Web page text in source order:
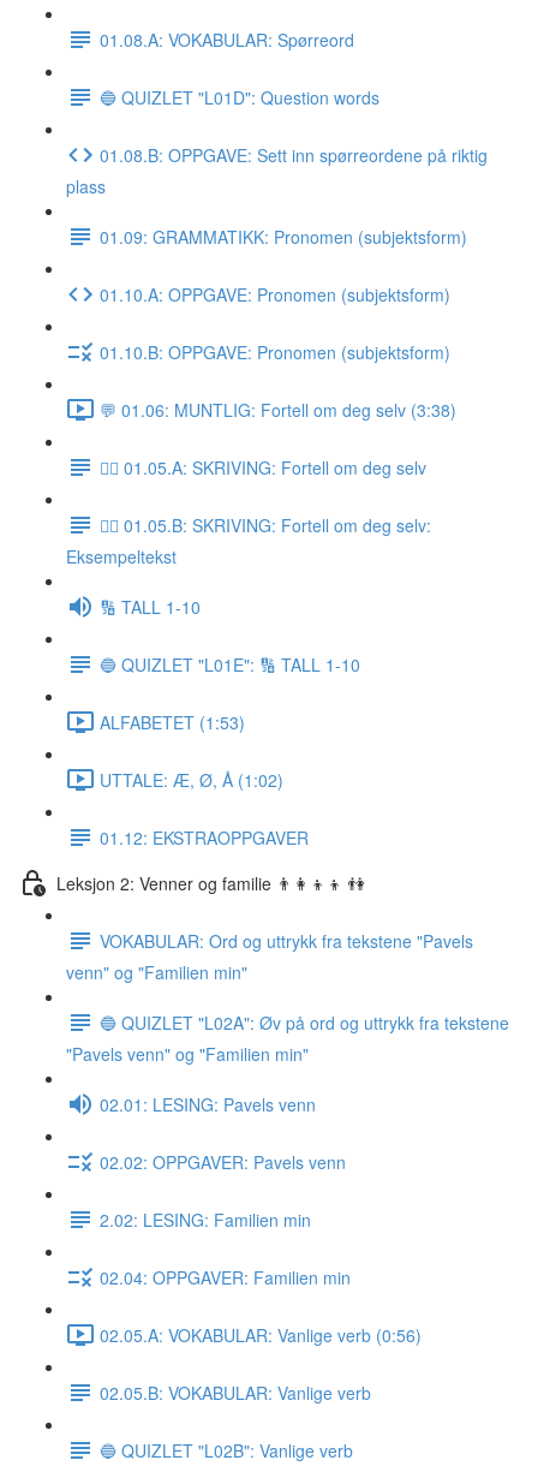
01.08.A: VOKABULAR: Spørreord
🔵 QUIZLET "L01D": Question words
01.08.B: OPPGAVE: Sett inn spørreordene på riktig
plass
01.09: GRAMMATIKK: Pronomen (subjektsform)
01.10.A: OPPGAVE: Pronomen (subjektsform)
01.10.B: OPPGAVE: Pronomen (subjektsform)
💬 01.06: MUNTLIG: Fortell om deg selv (3:38)
✍🏼 01.05.A: SKRIVING: Fortell om deg selv
✍🏼 01.05.B: SKRIVING: Fortell om deg selv:
Eksempeltekst
🔢 TALL 1-10
🔵 QUIZLET "L01E": 🔢 TALL 1-10
ALFABETET (1:53)
UTTALE: Æ, Ø, Å (1:02)
01.12: EKSTRAOPPGAVER
Leksjon 2: Venner og familie 👨‍👩‍👦‍👦 👫
VOKABULAR: Ord og uttrykk fra tekstene "Pavels
venn" og "Familien min"
🔵 QUIZLET "L02A": Øv på ord og uttrykk fra tekstene
"Pavels venn" og "Familien min"
02.01: LESING: Pavels venn
02.02: OPPGAVER: Pavels venn
2.02: LESING: Familien min
02.04: OPPGAVER: Familien min
02.05.A: VOKABULAR: Vanlige verb (0:56)
02.05.B: VOKABULAR: Vanlige verb
🔵 QUIZLET "L02B": Vanlige verb